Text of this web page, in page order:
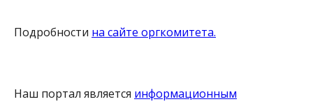
Подробности на сайте оргкомитета.
Наш портал является информационным